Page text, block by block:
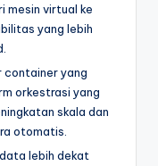
mesin virtual ke
yang lebih
container yang
orkestrasi yang
skala dan
otomatis.
lebih dekat